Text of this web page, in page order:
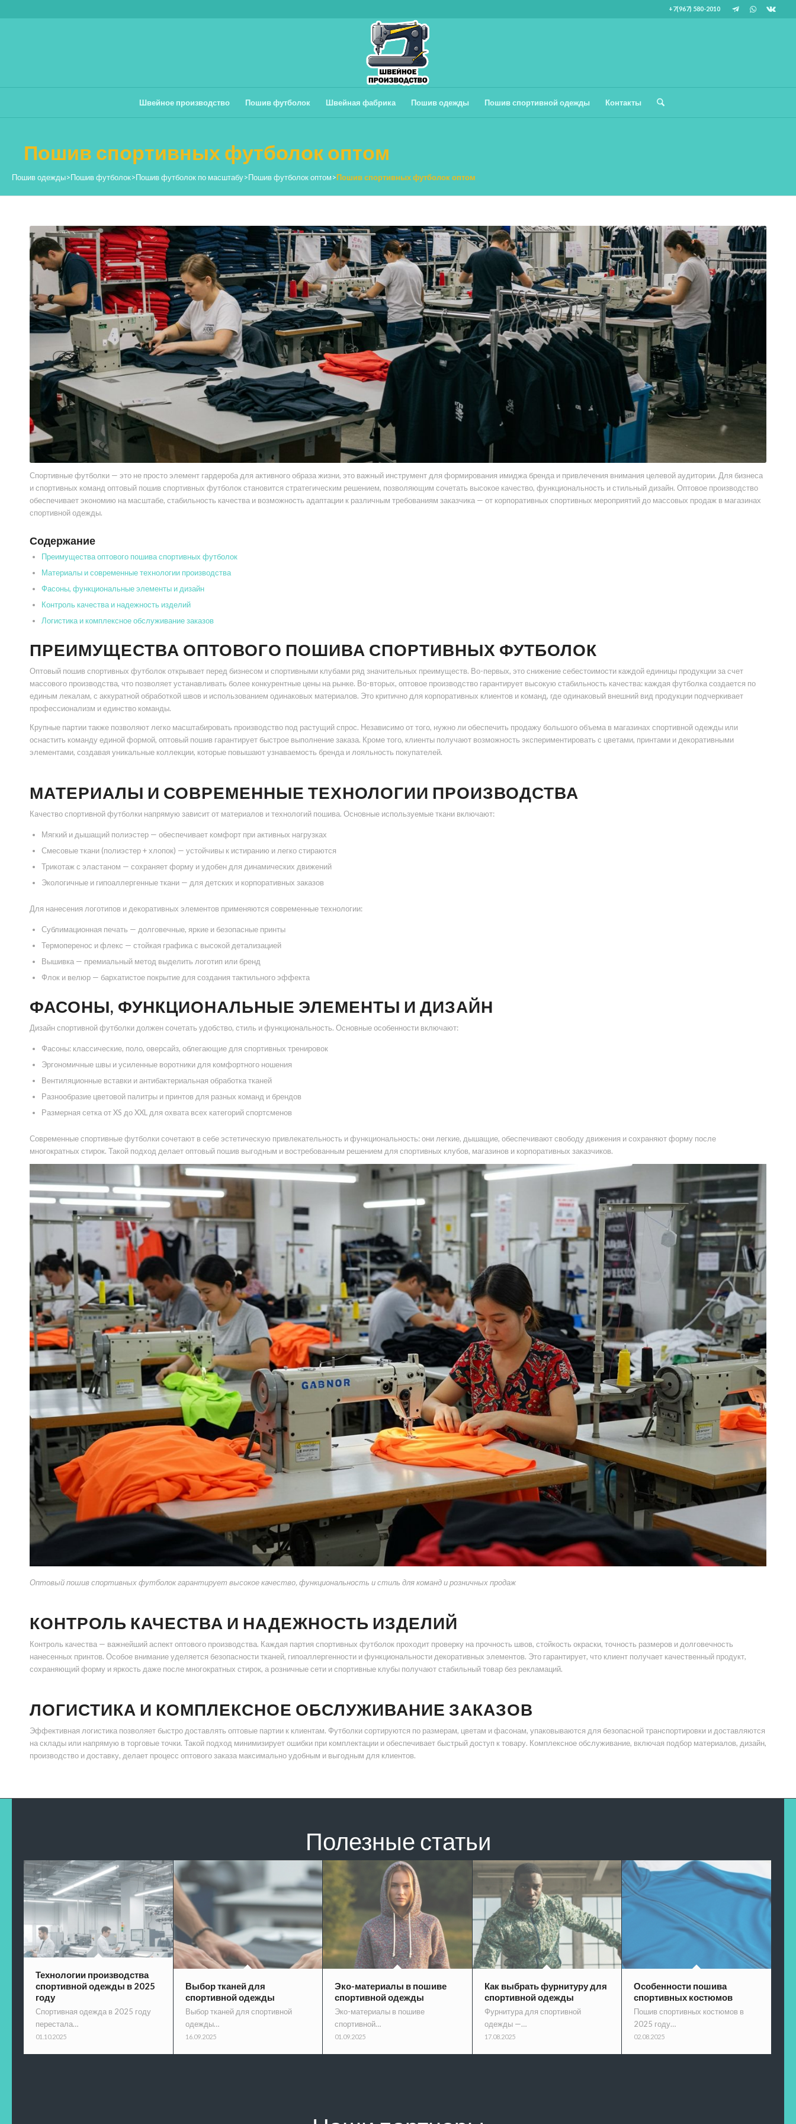
+7(967) 580-2010
Швейное производство Пошив футболок Швейная фабрика Пошив одежды Пошив спортивной одежды Контакты
Пошив спортивных футболок оптом
Пошив одежды>Пошив футболок>Пошив футболок по масштабу>Пошив футболок оптом>Пошив спортивных футболок оптом
Спортивные футболки — это не просто элемент гардероба для активного образа жизни, это важный инструмент для формирования имиджа бренда и привлечения внимания целевой аудитории. Для бизнеса
и спортивных команд оптовый пошив спортивных футболок становится стратегическим решением, позволяющим сочетать высокое качество, функциональность и стильный дизайн. Оптовое производство
обеспечивает экономию на масштабе, стабильность качества и возможность адаптации к различным требованиям заказчика — от корпоративных спортивных мероприятий до массовых продаж в магазинах
спортивной одежды.
Содержание
Преимущества оптового пошива спортивных футболок
Материалы и современные технологии производства
Фасоны, функциональные элементы и дизайн
Контроль качества и надежность изделий
Логистика и комплексное обслуживание заказов
ПРЕИМУЩЕСТВА ОПТОВОГО ПОШИВА СПОРТИВНЫХ ФУТБОЛОК
Оптовый пошив спортивных футболок открывает перед бизнесом и спортивными клубами ряд значительных преимуществ. Во-первых, это снижение себестоимости каждой единицы продукции за счет
массового производства, что позволяет устанавливать более конкурентные цены на рынке. Во-вторых, оптовое производство гарантирует высокую стабильность качества: каждая футболка создается по
единым лекалам, с аккуратной обработкой швов и использованием одинаковых материалов. Это критично для корпоративных клиентов и команд, где одинаковый внешний вид продукции подчеркивает
профессионализм и единство команды.
Крупные партии также позволяют легко масштабировать производство под растущий спрос. Независимо от того, нужно ли обеспечить продажу большого объема в магазинах спортивной одежды или
оснастить команду единой формой, оптовый пошив гарантирует быстрое выполнение заказа. Кроме того, клиенты получают возможность экспериментировать с цветами, принтами и декоративными
элементами, создавая уникальные коллекции, которые повышают узнаваемость бренда и лояльность покупателей.
МАТЕРИАЛЫ И СОВРЕМЕННЫЕ ТЕХНОЛОГИИ ПРОИЗВОДСТВА
Качество спортивной футболки напрямую зависит от материалов и технологий пошива. Основные используемые ткани включают:
Мягкий и дышащий полиэстер — обеспечивает комфорт при активных нагрузках
Смесовые ткани (полиэстер + хлопок) — устойчивы к истиранию и легко стираются
Трикотаж с эластаном — сохраняет форму и удобен для динамических движений
Экологичные и гипоаллергенные ткани — для детских и корпоративных заказов
Для нанесения логотипов и декоративных элементов применяются современные технологии:
Сублимационная печать — долговечные, яркие и безопасные принты
Термоперенос и флекс — стойкая графика с высокой детализацией
Вышивка — премиальный метод выделить логотип или бренд
Флок и велюр — бархатистое покрытие для создания тактильного эффекта
ФАСОНЫ, ФУНКЦИОНАЛЬНЫЕ ЭЛЕМЕНТЫ И ДИЗАЙН
Дизайн спортивной футболки должен сочетать удобство, стиль и функциональность. Основные особенности включают:
Фасоны: классические, поло, оверсайз, облегающие для спортивных тренировок
Эргономичные швы и усиленные воротники для комфортного ношения
Вентиляционные вставки и антибактериальная обработка тканей
Разнообразие цветовой палитры и принтов для разных команд и брендов
Размерная сетка от XS до XXL для охвата всех категорий спортсменов
Современные спортивные футболки сочетают в себе эстетическую привлекательность и функциональность: они легкие, дышащие, обеспечивают свободу движения и сохраняют форму после
многократных стирок. Такой подход делает оптовый пошив выгодным и востребованным решением для спортивных клубов, магазинов и корпоративных заказчиков.
Оптовый пошив спортивных футболок гарантирует высокое качество, функциональность и стиль для команд и розничных продаж
КОНТРОЛЬ КАЧЕСТВА И НАДЕЖНОСТЬ ИЗДЕЛИЙ
Контроль качества — важнейший аспект оптового производства. Каждая партия спортивных футболок проходит проверку на прочность швов, стойкость окраски, точность размеров и долговечность
нанесенных принтов. Особое внимание уделяется безопасности тканей, гипоаллергенности и функциональности декоративных элементов. Это гарантирует, что клиент получает качественный продукт,
сохраняющий форму и яркость даже после многократных стирок, а розничные сети и спортивные клубы получают стабильный товар без рекламаций.
ЛОГИСТИКА И КОМПЛЕКСНОЕ ОБСЛУЖИВАНИЕ ЗАКАЗОВ
Эффективная логистика позволяет быстро доставлять оптовые партии к клиентам. Футболки сортируются по размерам, цветам и фасонам, упаковываются для безопасной транспортировки и доставляются
на склады или напрямую в торговые точки. Такой подход минимизирует ошибки при комплектации и обеспечивает быстрый доступ к товару. Комплексное обслуживание, включая подбор материалов, дизайн,
производство и доставку, делает процесс оптового заказа максимально удобным и выгодным для клиентов.
Полезные статьи
Технологии производства
спортивной одежды в 2025
году
Спортивная одежда в 2025 году
перестала…
01.10.2025
Выбор тканей для
спортивной одежды
Выбор тканей для спортивной
одежды…
16.09.2025
Эко-материалы в пошиве
спортивной одежды
Эко-материалы в пошиве
спортивной…
01.09.2025
Как выбрать фурнитуру для
спортивной одежды
Фурнитура для спортивной
одежды —…
17.08.2025
Особенности пошива
спортивных костюмов
Пошив спортивных костюмов в
2025 году…
02.08.2025